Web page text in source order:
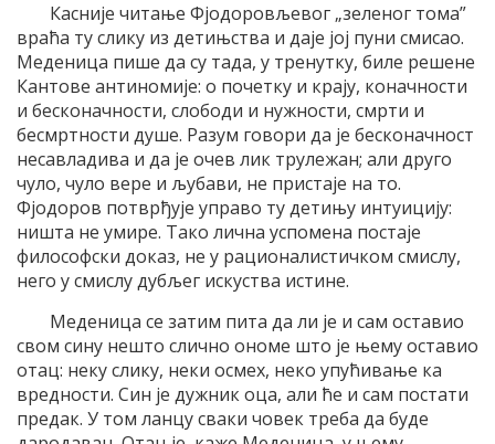
Касније читање Фјодоровљевог „зеленог тома”
враћа ту слику из детињства и даје јој пуни смисао.
Меденица пише да су тада, у тренутку, биле решене
Кантове антиномије: о почетку и крају, коначности
и бесконачности, слободи и нужности, смрти и
бесмртности душе. Разум говори да је бесконачност
несавладива и да је очев лик трулежан; али друго
чуло, чуло вере и љубави, не пристаје на то.
Фјодоров потврђује управо ту детињу интуицију:
ништа не умире. Тако лична успомена постаје
философски доказ, не у рационалистичком смислу,
него у смислу дубљег искуства истине.
Меденица се затим пита да ли је и сам оставио
свом сину нешто слично ономе што је њему оставио
отац: неку слику, неки осмех, неко упућивање ка
вредности. Син је дужник оца, али ће и сам постати
предак. У том ланцу сваки човек треба да буде